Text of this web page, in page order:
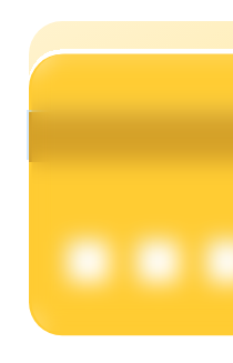
พาวเวอร์พิกกี้
ผลตอบแทนสูงและเข้า